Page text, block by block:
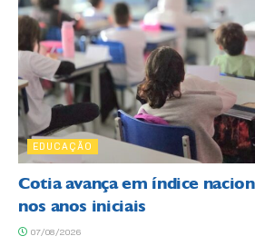
EDUCAÇÃO
Cotia avança em índice
nos anos iniciais
07/08/2026